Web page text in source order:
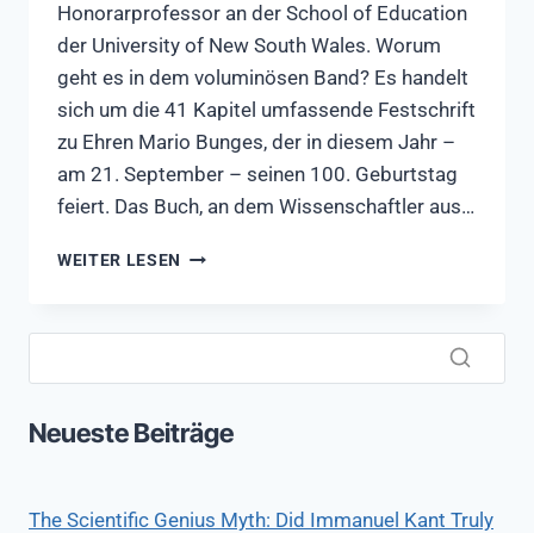
Honorarprofessor an der School of Education
der University of New South Wales. Worum
geht es in dem voluminösen Band? Es handelt
sich um die 41 Kapitel umfassende Festschrift
zu Ehren Mario Bunges, der in diesem Jahr –
am 21. September – seinen 100. Geburtstag
feiert. Das Buch, an dem Wissenschaftler aus…
WEITER LESEN ZUM
„MARIO
A
FESTSCHRIFT“
Neueste Beiträge
The Scientific Genius Myth: Did Immanuel Kant Truly